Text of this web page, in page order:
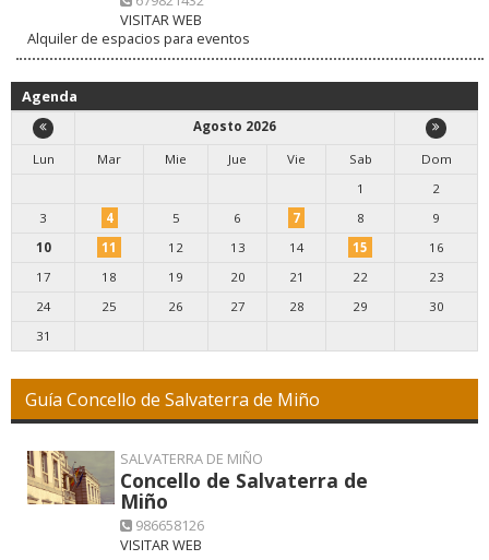
VISITAR WEB
Alquiler de espacios para eventos
Agenda
Agosto 2026
Lun
Mar Mie Jue Vie Sab
Dom
1
2
3
4 5 6 7 8
9
10
11 12 13 14 15
16
17
18 19 20 21 22
23
24
25 26 27 28 29
30
31
Guía Concello de Salvaterra de Miño
SALVATERRA DE MIÑO
Concello de Salvaterra de
Miño
986658126
VISITAR WEB